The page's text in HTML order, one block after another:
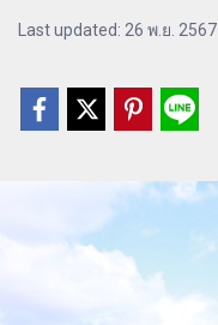
Last updated: 26 พ.ย. 2567